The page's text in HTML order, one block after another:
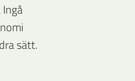
sätt.